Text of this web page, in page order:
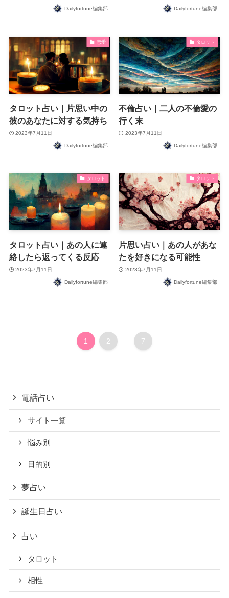
Dailyfortune編集部 Dailyfortune編集部
恋愛
タロット占い｜片思い中の
彼のあなたに対する気持ち
2023年7月11日
Dailyfortune編集部
タロット
不倫占い｜二人の不倫愛の
行く末
2023年7月11日
Dailyfortune編集部
タロット
タロット占い｜あの人に連
絡したら返ってくる反応
2023年7月11日
Dailyfortune編集部
タロット
片思い占い｜あの人があな
たを好きになる可能性
2023年7月11日
Dailyfortune編集部
1 2 ... 7
電話占い
サイト一覧
悩み別
目的別
夢占い
誕生日占い
占い
タロット
相性